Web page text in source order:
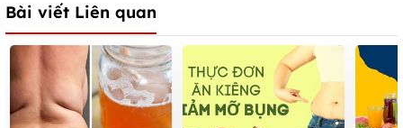
Bài viết Liên quan